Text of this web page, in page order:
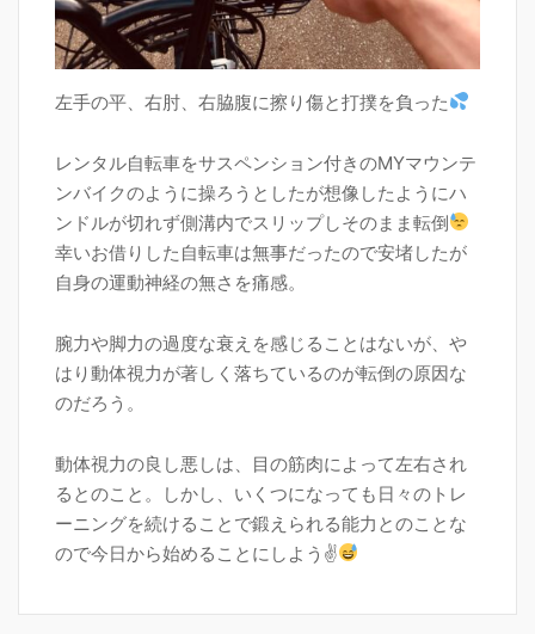
左手の平、右肘、右脇腹に擦り傷と打撲を負った
レンタル自転車をサスペンション付きのMYマウンテ
ンバイクのように操ろうとしたが想像したようにハ
ンドルが切れず側溝内でスリップしそのまま転倒
幸いお借りした自転車は無事だったので安堵したが
自身の運動神経の無さを痛感。
腕力や脚力の過度な衰えを感じることはないが、や
はり動体視力が著しく落ちているのが転倒の原因な
のだろう。
動体視力の良し悪しは、目の筋肉によって左右され
るとのこと。しかし、いくつになっても日々のトレ
ーニングを続けることで鍛えられる能力とのことな
ので今日から始めることにしよう✌